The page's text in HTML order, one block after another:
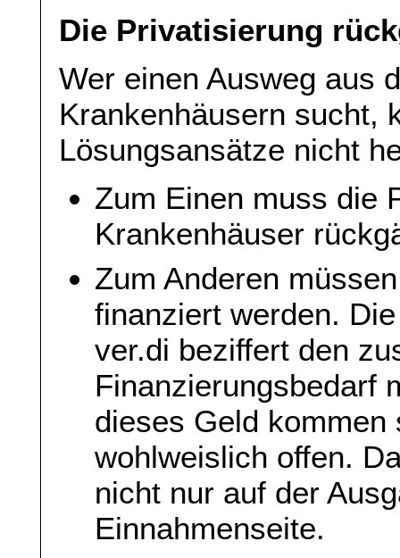
Die Privatisierung
Wer einen Ausweg aus
Krankenhäusern sucht,
Lösungsansätze nicht
Zum Einen muss die
Krankenhäuser
Zum Anderen
finanziert werden.
ver.di beziffert den
Finanzierungsbedarf
dieses Geld
wohlweislich offen.
nicht nur auf der
Einnahmenseite.